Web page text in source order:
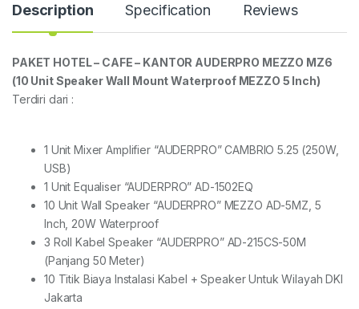
Description Specification Reviews
PAKET HOTEL – CAFE – KANTOR AUDERPRO MEZZO MZ6
(10 Unit Speaker Wall Mount Waterproof MEZZO 5 Inch)
Terdiri dari :
1 Unit Mixer Amplifier “AUDERPRO” CAMBRIO 5.25 (250W,
USB)
1 Unit Equaliser “AUDERPRO” AD-1502EQ
10 Unit Wall Speaker “AUDERPRO” MEZZO AD-5MZ, 5
Inch, 20W Waterproof
3 Roll Kabel Speaker “AUDERPRO” AD-215CS-50M
(Panjang 50 Meter)
10 Titik Biaya Instalasi Kabel + Speaker Untuk Wilayah DKI
Jakarta